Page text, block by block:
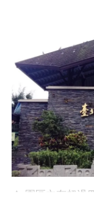
△ 園區內有超過